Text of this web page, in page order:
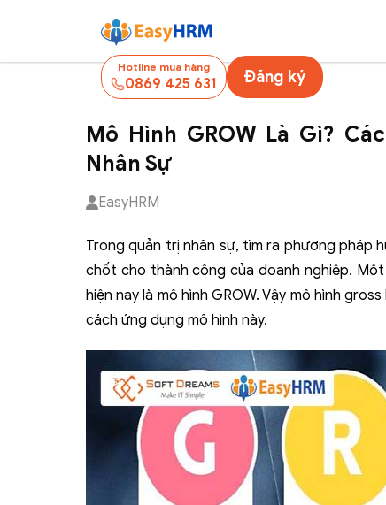
Hotline mua hàng
0869 425 631 Đăng ký
Mô Hình GROW Là Gì?
Nhân Sự
EasyHRM
Trong quản trị nhân sự, tìm ra phương pháp
chốt cho thành công của doanh nghiệp.
hiện nay là mô hình GROW. Vậy mô hình
cách ứng dụng mô hình này.